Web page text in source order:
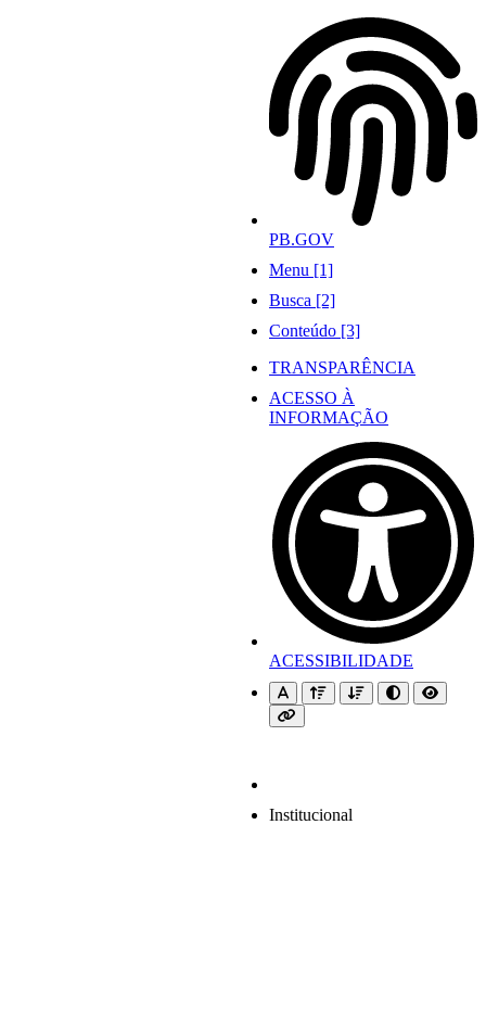
PB.GOV
Menu [1]
Busca [2]
Conteúdo [3]
TRANSPARÊNCIA
ACESSO À
INFORMAÇÃO
ACESSIBILIDADE
Institucional